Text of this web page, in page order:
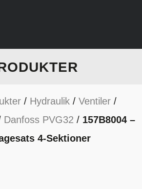
/ Hydraulik/ Ventiler/
Danfoss PVG32 / 157B8004 –
4-Sektioner